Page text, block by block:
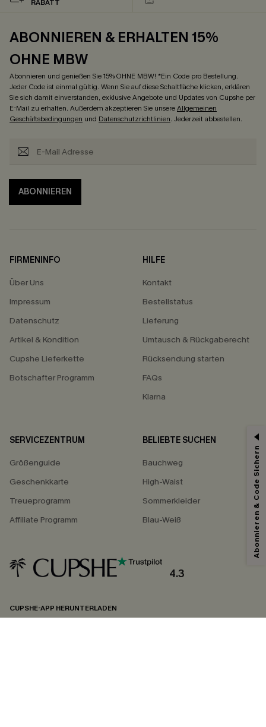
RABATT
ABONNIEREN & ERHALTEN 15%
OHNE MBW
Abonnieren und genießen Sie 15% OHNE MBW! *Ein Code pro Bestellung.
Jeder Code ist einmal gültig. Wenn Sie auf diese Schaltfläche klicken, erklären
Sie sich damit einverstanden, exklusive Angebote und Updates von Cupshe per
E-Mail zu erhalten. Außerdem akzeptieren Sie unsereAllgemeinen
Geschäftsbedingungen und Datenschutzrichtlinien. Jederzeit abbestellen.
ABONNIEREN
FIRMENINFO
Über Uns
Impressum
Datenschutz
Artikel & Kondition
Cupshe Lieferkette
Botschafter Programm
HILFE
Kontakt
Bestellstatus
Lieferung
Umtausch & Rückgaberecht
Rücksendung starten
FAQs
Klarna
SERVICEZENTRUM
Größenguide
Geschenkkarte
Treueprogramm
Affiliate Programm
BELIEBTE SUCHEN
Bauchweg
High-Waist
Sommerkleider
Blau-Weiß
4.3
CUPSHE-APP HERUNTERLADEN
Abonnieren & Code Sichern